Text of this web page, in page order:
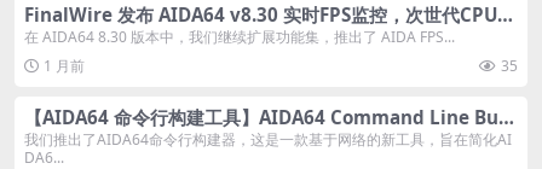
FinalWire 发布 AIDA64 v8.30 实时FPS监控，次世代CPU和
GPU支持。
在 AIDA64 8.30 版本中，我们继续扩展功能集，推出了 AIDA FPS...
1 月前
35
【AIDA64 命令行构建工具】AIDA64 Command Line Buil
der Tool
我们推出了AIDA64命令行构建器，这是一款基于网络的新工具，旨在简化AI
DA6...